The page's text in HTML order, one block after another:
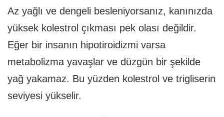
Az yağlı ve dengeli besleniyorsanız, kanınızda
yüksek kolestrol çıkması pek olası değildir.
Eğer bir insanın hipotiroidizmi varsa
metabolizma yavaşlar ve düzgün bir şekilde
yağ yakamaz. Bu yüzden kolestrol ve trigliserin
seviyesi yükselir.